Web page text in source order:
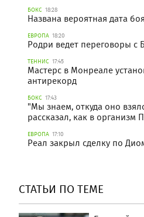
БОКС 18:28
Названа вероятная дата
ЕВРОПА 18:20
Родри ведет переговоры с
ТЕННИС 17:45
Мастерс в Монреале
антирекорд
БОКС 17:43
"Мы знаем, откуда оно
рассказал, как в организм
ЕВРОПА 17:10
Реал закрыл сделку по
СТАТЬИ ПО ТЕМЕ